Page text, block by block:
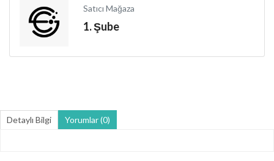
Satıcı Mağaza
1. Şube
Detaylı Bilgi Yorumlar (0)